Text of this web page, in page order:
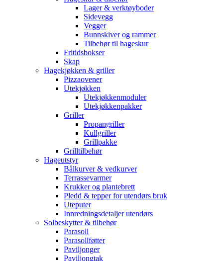
Lager & verktøyboder
Sidevegg
Vegger
Bunnskiver og rammer
Tilbehør til hageskur
Fritidsbokser
Skap
Hagekjøkken & griller
Pizzaovener
Utekjøkken
Utekjøkkenmoduler
Utekjøkkenpakker
Griller
Propangriller
Kullgriller
Grillpakke
Grilltilbehør
Hageutstyr
Bålkurver & vedkurver
Terrassevarmer
Krukker og plantebrett
Pledd & tepper for utendørs bruk
Uteputer
Innredningsdetaljer utendørs
Solbeskytter & tilbehør
Parasoll
Parasollføtter
Paviljonger
Paviljongtak